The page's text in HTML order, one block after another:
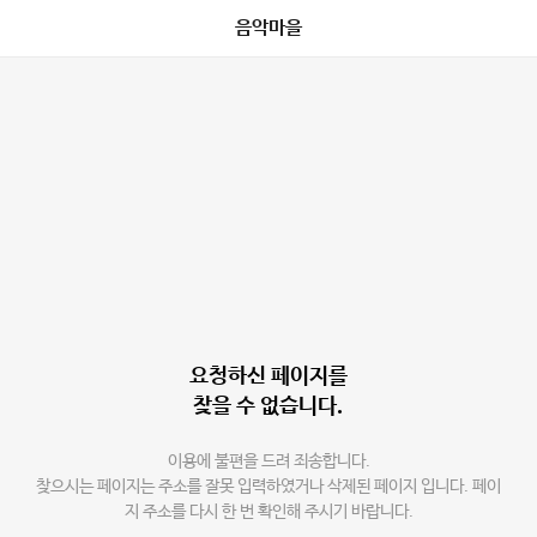
음악마을
요청하신 페이지를
찾을 수 없습니다.
이용에 불편을 드려 죄송합니다.
찾으시는 페이지는 주소를 잘못 입력하였거나 삭제된 페이지 입니다. 페이
지 주소를 다시 한 번 확인해 주시기 바랍니다.